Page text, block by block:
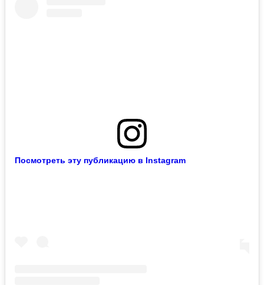
Посмотреть эту публикацию в Instagram